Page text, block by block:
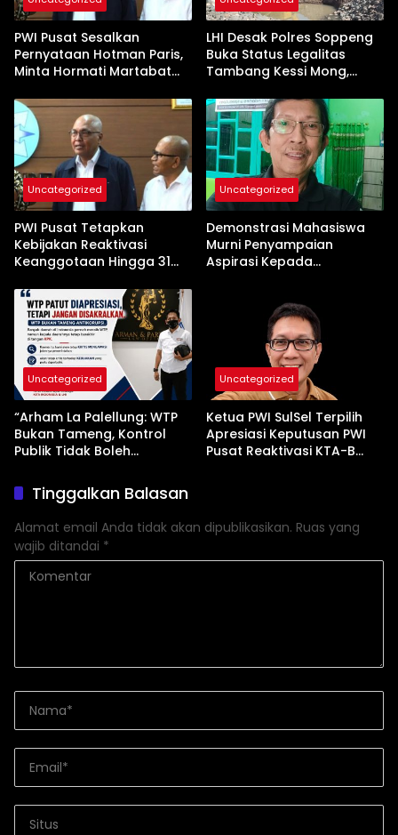
PWI Pusat Sesalkan
Pernyataan Hotman Paris,
Minta Hormati Martabat
Kemerdekaan Pers
LHI Desak Polres Soppeng
Buka Status Legalitas
Tambang Kessi Mong,
Uncategorized
PWI Pusat Tetapkan
Kebijakan Reaktivasi
Keanggotaan Hingga 31
Uncategorized
Demonstrasi Mahasiswa
Murni Penyampaian
Aspirasi Kepada
Uncategorized
“Arham La Palellung: WTP
Bukan Tameng, Kontrol
Publik Tidak Boleh
Uncategorized
Ketua PWI SulSel Terpilih
Apresiasi Keputusan PWI
Pusat Reaktivasi KTA-B
Tinggalkan Balasan
Alamat email Anda tidak akan dipublikasikan. Ruas yang
wajib ditandai *